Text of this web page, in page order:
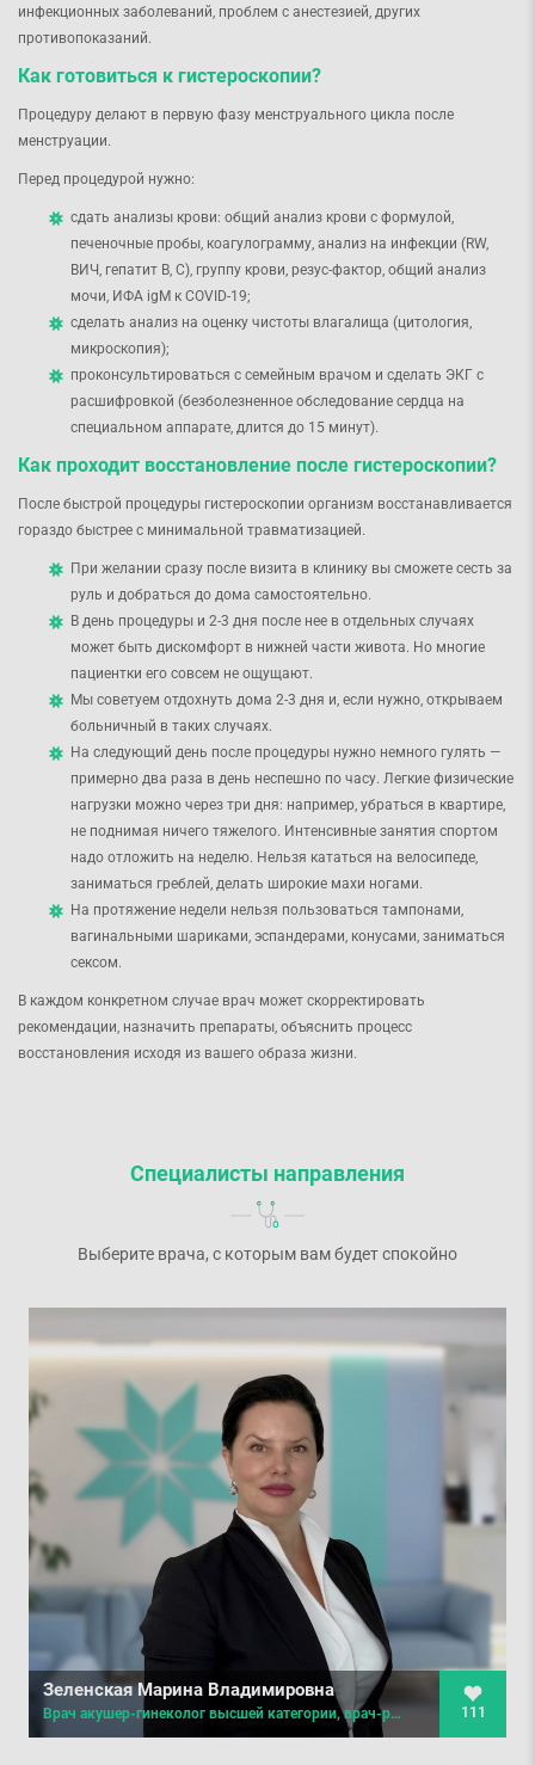
инфекционных заболеваний, проблем с анестезией, других
противопоказаний.
Как готовиться к гистероскопии?
Процедуру делают в первую фазу менструального цикла после
менструации.
Перед процедурой нужно:
сдать анализы крови: общий анализ крови с формулой,
печеночные пробы, коагулограмму, анализ на инфекции (RW,
ВИЧ, гепатит B, C), группу крови, резус-фактор, общий анализ
мочи, ИФА igM к COVID-19;
сделать анализ на оценку чистоты влагалища (цитология,
микроскопия);
проконсультироваться с семейным врачом и сделать ЭКГ с
расшифровкой (безболезненное обследование сердца на
специальном аппарате, длится до 15 минут).
Как проходит восстановление после гистероскопии?
После быстрой процедуры гистероскопии организм восстанавливается
гораздо быстрее с минимальной травматизацией.
При желании сразу после визита в клинику вы сможете сесть за
руль и добраться до дома самостоятельно.
В день процедуры и 2-3 дня после нее в отдельных случаях
может быть дискомфорт в нижней части живота. Но многие
пациентки его совсем не ощущают.
Мы советуем отдохнуть дома 2-3 дня и, если нужно, открываем
больничный в таких случаях.
На следующий день после процедуры нужно немного гулять —
примерно два раза в день неспешно по часу. Легкие физические
нагрузки можно через три дня: например, убраться в квартире,
не поднимая ничего тяжелого. Интенсивные занятия спортом
надо отложить на неделю. Нельзя кататься на велосипеде,
заниматься греблей, делать широкие махи ногами.
На протяжение недели нельзя пользоваться тампонами,
вагинальными шариками, эспандерами, конусами, заниматься
сексом.
В каждом конкретном случае врач может скорректировать
рекомендации, назначить препараты, объяснить процесс
восстановления исходя из вашего образа жизни.
Специалисты направления
Выберите врача, с которым вам будет спокойно
111
Зеленская Марина Владимировна
Врач акушер-гинеколог высшей категории, врач-репродуктолог, специализация по управлению здравоохранением, клинический онколог